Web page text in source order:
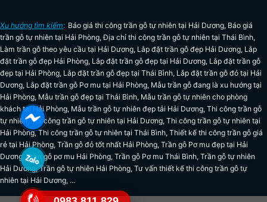
Xu hướng tìm kiếm: Báo giá thi công trần gỗ tự nhiên tại Hải Dương, Báo giá
trần gỗ tự nhiên tại Hải Phòng,Địa chỉ thi công trần gỗ tự nhiên tại Thái Bình,
Làm trần gỗ theo yêu cầu tại Hải Dương, Lắp đặt trần gỗ đẹp Hải Dương, Lắp
đặt trần gỗ đẹp Hải Phòng, Lắp đặt trần gỗ đẹp tại Hải Dương, Lắp đặt trần gỗ
đẹp tại Hải Phòng, Lắp đặt trần gỗ đẹp tại Thái Bình, Lắp đặt trần gỗ đỏ tại Hải
Dương, Lắp đặt trần gỗ Pơ mu tại Hải Phòng, Mẫu trần gỗ đang là xu hướng tại
Hải Phòng, Mẫu trần gỗ đẹp tại Thái Bình, Mẫu trần gỗ tự nhiên cho phòng
khách tại Hải Phòng, Mẫu trần gỗ tự nhiên đẹp tải Hải Dương, Thi công trần gỗ
tự nhiên,Thi công trần gỗ tự nhiên tại Hải Dương, Thi công trần gỗ tự nhiên tại
Hải Phòng,Thi công trần gỗ tự nhiên tại Thái Bình, Thiết kế thi công trần gỗ giá
rẻ tại Hải Phòng, Trần gỗ đỏ tốt nhất Hải Phòng, Trần gỗ Pơ mu đẹp tại Hải
Dương Trần gỗ pơ mu Hải Phòng, Trần gỗ Pơ mu Thái Bình, Trần gỗ tự nhiên
Hải Dương
,Trần gỗ tự nhiên Hải Phòng, Tư vấn thiết kế thi công trần gỗ tự
nhiên tại Hải Dương, ...